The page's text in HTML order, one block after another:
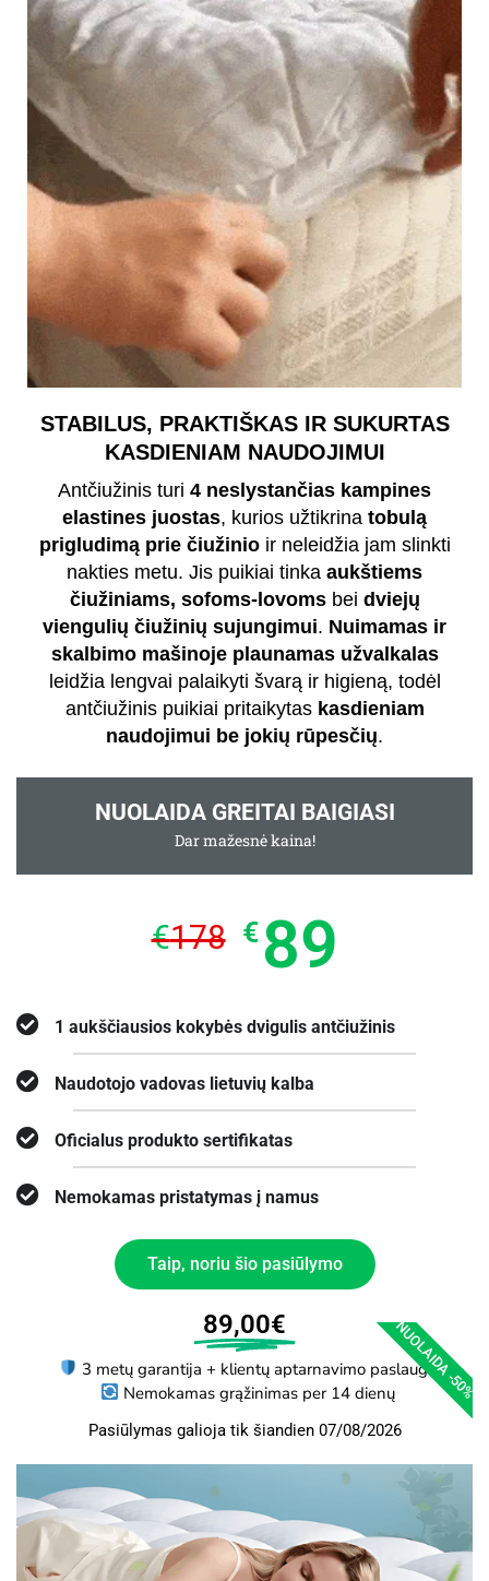
STABILUS, PRAKTIŠKAS IR SUKURTAS
KASDIENIAM NAUDOJIMUI
Antčiužinis turi 4 neslystančias kampines
elastines juostas, kurios užtikrina tobulą
prigludimą prie čiužinioir neleidžia jam slinkti
nakties metu. Jis puikiai tinka aukštiems
čiužiniams, sofoms-lovomsbei dviejų
viengulių čiužinių sujungimui. Nuimamas ir
skalbimo mašinoje plaunamas užvalkalas
leidžia lengvai palaikyti švarą ir higieną, todėl
antčiužinis puikiai pritaikytas kasdieniam
naudojimui be jokių rūpesčių.
NUOLAIDA GREITAI BAIGIASI
Dar mažesnė kaina!
€178 € 89
1 aukščiausios kokybės dvigulis antčiužinis
Naudotojo vadovas lietuvių kalba
Oficialus produkto sertifikatas
Nemokamas pristatymas į namus
Taip, noriu šio pasiūlymo
NUOLAIDA -50%
89,00€
3 metų garantija + klientų aptarnavimo paslauga
Nemokamas grąžinimas per 14 dienų
Pasiūlymas galioja tik šiandien 07/08/2026